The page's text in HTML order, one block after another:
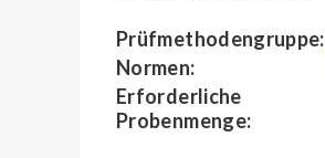
Prüfmethodengruppe:
Normen:
Erforderliche
Probenmenge: